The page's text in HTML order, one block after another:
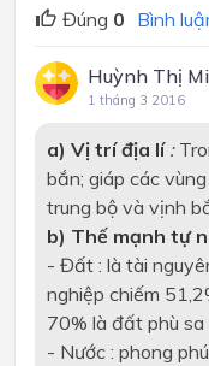
Đúng 0 Bình
Huỳnh Thị
1 tháng 3 2016
a) Vị trí địa lí :
bắn; giáp các
trung bộ và vịnh
b) Thế mạnh tự
- Đất : là tài
nghiệp chiếm
70% là đất phù sa
- Nước : phong